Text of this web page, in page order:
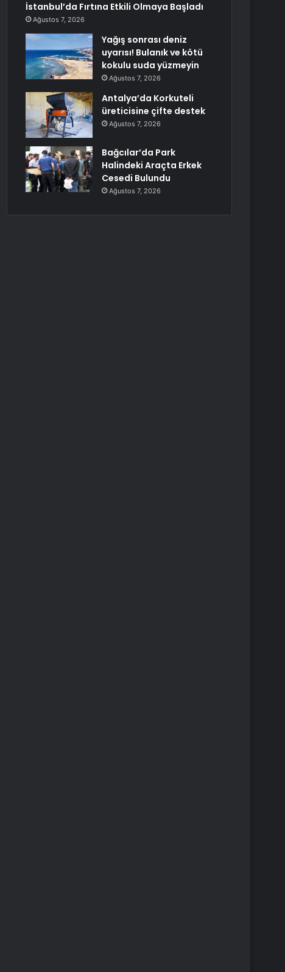
İstanbul’da Fırtına Etkili Olmaya Başladı
Ağustos 7, 2026
Yağış sonrası deniz
uyarısı! Bulanık ve kötü
kokulu suda yüzmeyin
Ağustos 7, 2026
Antalya’da Korkuteli
üreticisine çifte destek
Ağustos 7, 2026
Bağcılar’da Park
Halindeki Araçta Erkek
Cesedi Bulundu
Ağustos 7, 2026